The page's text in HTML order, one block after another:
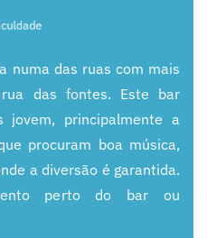
numa das ruas com mais
das fontes. Este bar
principalmente a
procuram boa música,
a diversão é garantida.
perto do bar ou